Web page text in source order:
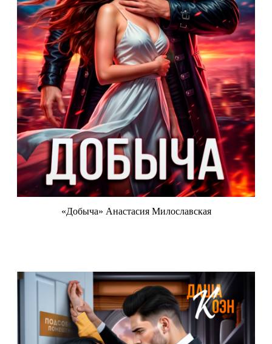
«Добыча» Анастасия Милославская